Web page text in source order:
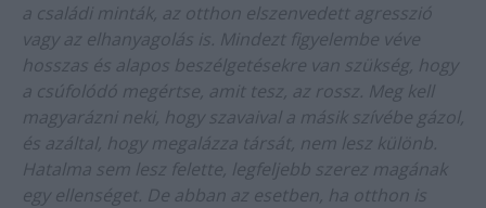
a családi minták, az otthon elszenvedett agresszió
vagy az elhanyagolás is. Mindezt figyelembe véve
hosszas és alapos beszélgetésekre van szükség, hogy
a csúfolódó megértse, amit tesz, az rossz. Meg kell
magyarázni neki, hogy szavaival a másik szívébe gázol,
és azáltal, hogy megalázza társát, nem lesz különb.
Hatalma sem lesz felette, legfeljebb szerez magának
egy ellenséget. De abban az esetben, ha otthon is